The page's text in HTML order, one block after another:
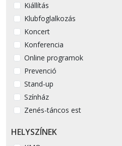
Kiállítás
Klubfoglalkozás
Koncert
Konferencia
Online programok
Prevenció
Stand-up
Színház
Zenés-táncos est
HELYSZÍNEK